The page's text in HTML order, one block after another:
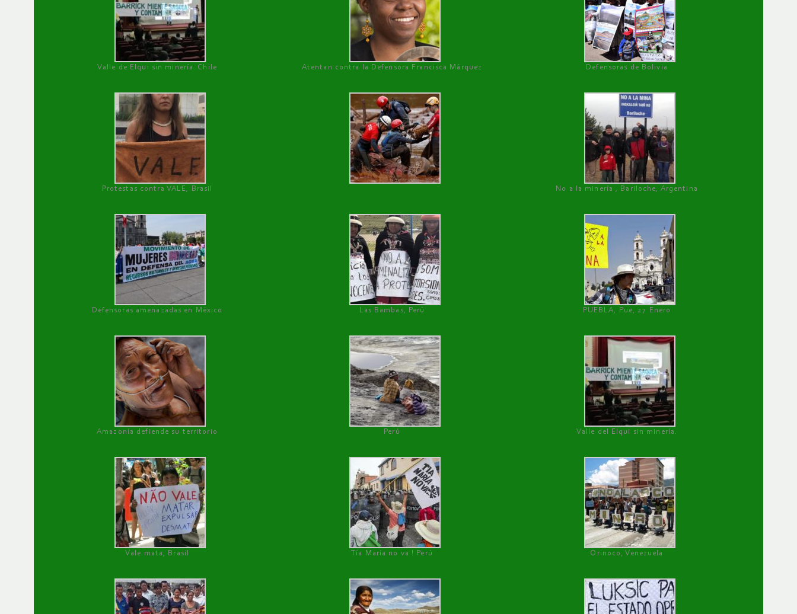
Valle de Elqui sin minería. Chile Atentan contra la Defensora Francisca Márquez Defensoras de Bolivia
Protestas contra VALE, Brasil No a la minería , Bariloche, Argentina
Defensoras amenazadas en México Las Bambas, Perú PUEBLA, Pue, 27 Enero
Amazonía defiende su territorio Perú Valle del Elqui sin minería.
Vale mata, Brasil Tía María no va ! Perú Orinoco, Venezuela